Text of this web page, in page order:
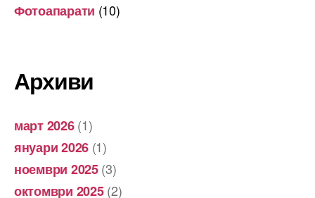
Фотоапарати (10)
Архиви
март 2026(1)
януари 2026 (1)
ноември 2025(3)
октомври 2025(2)